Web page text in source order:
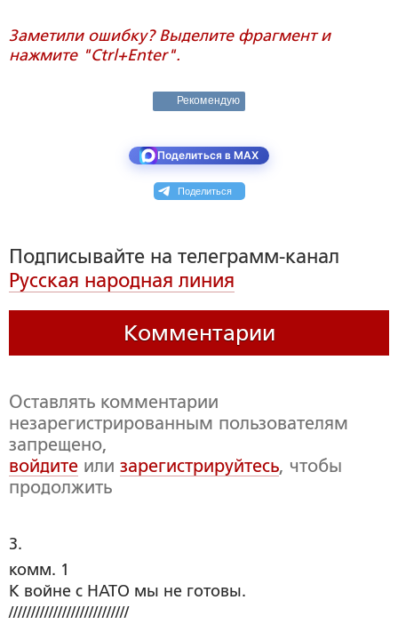
Заметили ошибку? Выделите фрагмент и
нажмите "Ctrl+Enter".
Рекомендую
Поделиться в MAX
Поделиться
Подписывайте на телеграмм-канал
Русская народная линия
Комментарии
Оставлять комментарии
незарегистрированным пользователям
запрещено,
войдите или зарегистрируйтесь, чтобы
продолжить
3.
комм. 1
К войне с НАТО мы не готовы.
///////////////////////////